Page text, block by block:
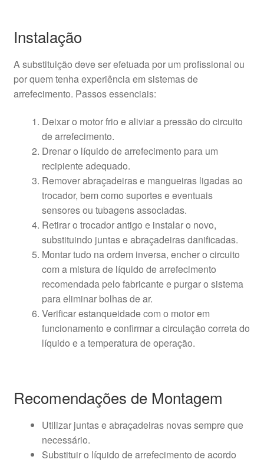
Instalação
A substituição deve ser efetuada por um profissional ou
por quem tenha experiência em sistemas de
arrefecimento. Passos essenciais:
Deixar o motor frio e aliviar a pressão do circuito
de arrefecimento.
Drenar o líquido de arrefecimento para um
recipiente adequado.
Remover abraçadeiras e mangueiras ligadas ao
trocador, bem como suportes e eventuais
sensores ou tubagens associadas.
Retirar o trocador antigo e instalar o novo,
substituindo juntas e abraçadeiras danificadas.
Montar tudo na ordem inversa, encher o circuito
com a mistura de líquido de arrefecimento
recomendada pelo fabricante e purgar o sistema
para eliminar bolhas de ar.
Verificar estanqueidade com o motor em
funcionamento e confirmar a circulação correta do
líquido e a temperatura de operação.
Recomendações de Montagem
Utilizar juntas e abraçadeiras novas sempre que
necessário.
Substituir o líquido de arrefecimento de acordo